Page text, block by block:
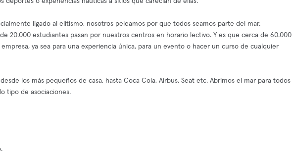
ligado al elitismo, nosotros peleamos por que todos seamos parte del mar.
20.000 estudiantes pasan por nuestros centros en horario lectivo. Y es que cerca de 60.000
ya sea para una experiencia única, para un evento o hacer un curso de cualquier
los más pequeños de casa, hasta Coca Cola, Airbus, Seat etc. Abrimos el mar para todos
tipo de asociaciones.